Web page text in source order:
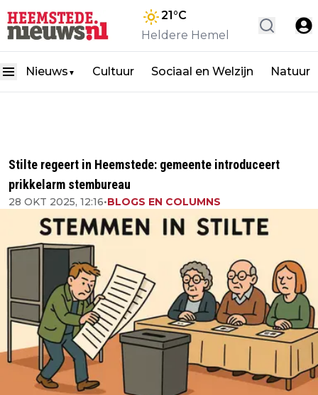
21°C
Heldere Hemel
Nieuws ▼ Cultuur Sociaal en Welzijn Natuur
Stilte regeert in Heemstede: gemeente introduceert
prikkelarm stembureau
28 OKT 2025, 12:16•BLOGS EN COLUMNS